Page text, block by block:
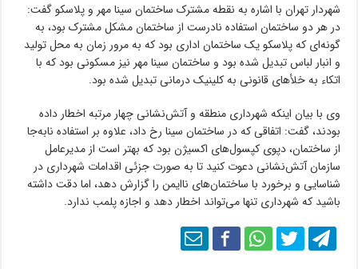
شهردار تهران با اشاره به نقطه مشترک ساختمان سینا مهر و پلاسکو گفت:
در هر دو ساختمان استفاده نادرست از ساختمان مشکل مشترک بود، به
گونه‌ای که پلاسکو یک ساختمان اداری بود که به مرور زمان به محل تولید
و انبار لباس تبدیل شده بود و ساختمان سینا مهر نیز مسکونی بود که با
اتکاء به خلأ‌های قانونی به کلینیک درمانی تبدیل شده بود.
وی با بیان اینکه شهرداری منطقه و آتش‌نشانی چهار مرتبه اخطار داده
بودند، گفت: اتفاقی که در ساختمان سینا رخ داد، علاوه بر استفاده نابه‌جا
از ساختمان، دپوی کپسول‌های اکسیژن بود که بهتر است از مدیرعامل
سازمان آتش‌نشانی دعوت کنید تا به صورت جزئی اقدامات شهرداری در
شناسایی و برخورد با ساختمان‌های ناایمن را گزارش دهد، اما دقت داشته
باشید که شهرداری تنها می‌تواند اخطار دهد و اجازه پلمب ندارد.